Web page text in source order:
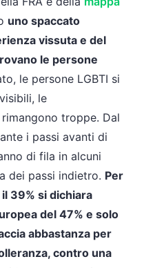
uno spaccato
vissuta e del
le persone
le persone LGBTI si
le
troppe. Dal
i passi avanti di
di fila in alcuni
dei passi indietro. Per
39% si dichiara
del 47% e solo
abbastanza per
contro una